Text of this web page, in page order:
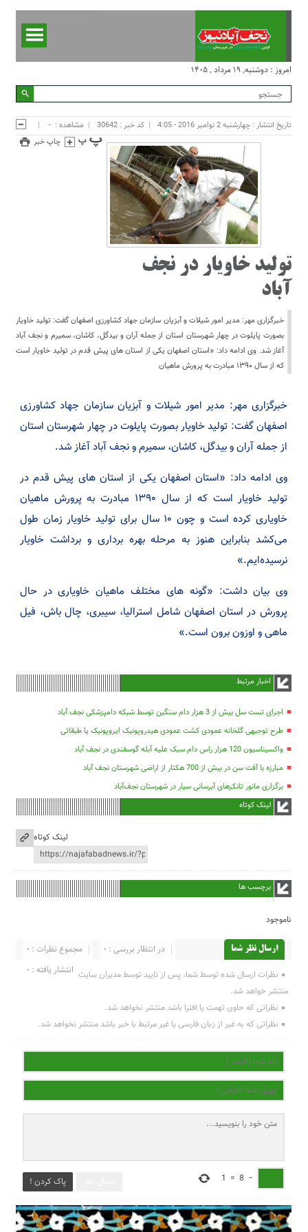
امروز : دوشنبه, ۱۹ مرداد , ۱۴۰۵
تاریخ انتشار : چهارشنبه 2 نوامبر 2016 - 4:05 کد خبر : 30642 مشاهده : -
چاپ خبر
تولید خاویار در نجف
آباد
خبرگزاری مهر: مدیر امور شیلات و آبزیان سازمان جهاد کشاورزی اصفهان گفت: تولید خاویار
بصورت پایلوت در چهار شهرستان استان از جمله آران و بیدگل، کاشان، سمیرم و نجف آباد
آغاز شد. وی ادامه داد: «استان اصفهان یکی از استان های پیش قدم در تولید خاویار است
که از سال ۱۳۹۰ مبادرت به پرورش ماهیان
خبرگزاری مهر: مدیر امور شیلات و آبزیان سازمان جهاد کشاورزی
اصفهان گفت: تولید خاویار بصورت پایلوت در چهار شهرستان استان
از جمله آران و بیدگل، کاشان، سمیرم و نجف آباد آغاز شد.
وی ادامه داد: «استان اصفهان یکی از استان های پیش قدم در
تولید خاویار است که از سال ۱۳۹۰ مبادرت به پرورش ماهیان
خاویاری کرده است و چون ۱۰ سال برای تولید خاویار زمان طول
می‌کشد بنابراین هنوز به مرحله بهره برداری و برداشت خاویار
نرسیده‌ایم.»
وی بیان داشت: «گونه های مختلف ماهیان خاویاری در حال
پرورش در استان اصفهان شامل استرالیا، سیبری، چال باش، فیل
ماهی و اوزون برون است.»
اخبار مرتبط
اجرای تست سل بیش از 3 هزار دام سنگین توسط شبکه دامپزشکی نجف آباد
طرح توجیهی گلخانه عمودی کشت عمودی هیدروپونیک ایروپونیک یا طبقاتی
واکسیناسیون 120 هزار راس دام سبک علیه آبله گوسفندی در نجف آباد
مبارزه با آفت سن در بیش از 700 هکتار از اراضی شهرستان نجف آباد
برگزاری مانور تانکرهای آبرسانی سیار در شهرستان نجف‌آباد
لینک کوتاه
لینک کوتاه
برچسب ها
ناموجود
ارسال نظر شما مجموع نظرات : 0
در انتظار بررسی : 0
انتشار یافته : 0 نظرات ارسال شده توسط شما، پس از تایید توسط مدیران سایت
منتشر خواهد شد.
نظراتی که حاوی تهمت یا افترا باشد منتشر نخواهد شد.
نظراتی که به غیر از زبان فارسی یا غیر مرتبط با خبر باشد منتشر نخواهد شد.
پاک کردن ! −
8
=
1